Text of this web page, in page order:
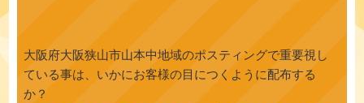
大阪府大阪狭山市山本中地域のポスティングで重要視し
ている事は、いかにお客様の目につくように配布する
か？